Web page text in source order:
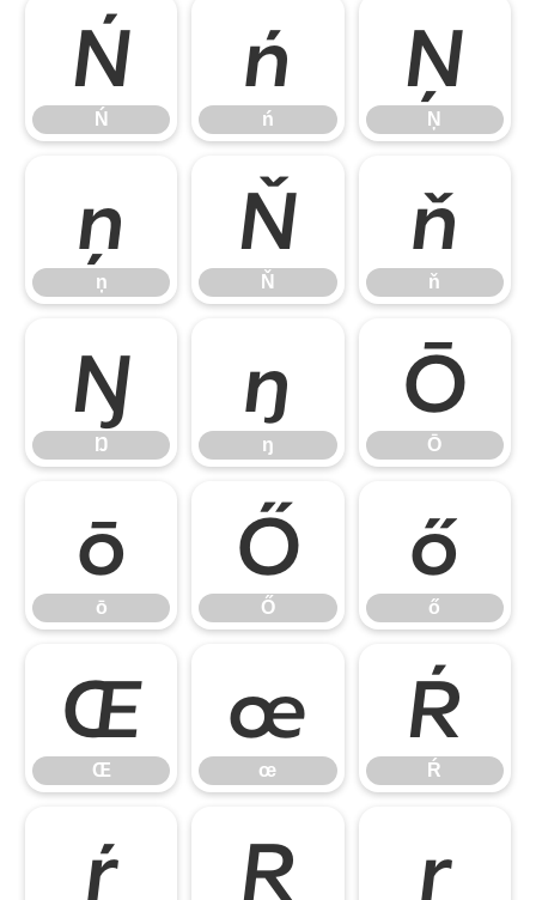
Ń
Ń
ń
ń
Ņ
Ņ
ņ
ņ
Ň
Ň
ň
ň
Ŋ
Ŋ
ŋ
ŋ
Ō
Ō
ō
ō
Ő
Ő
ő
ő
Œ
Œ
œ
œ
Ŕ
Ŕ
ŕ Ŗ ŗ